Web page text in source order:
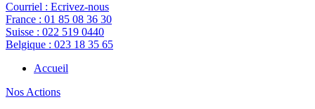
Courriel : Ecrivez-nous
France : 01 85 08 36 30
Suisse : 022 519 0440
Belgique : 023 18 35 65
Accueil
Nos Actions